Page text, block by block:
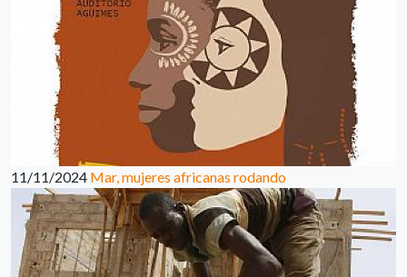
11/11/2024 Mar, mujeres africanas rodando